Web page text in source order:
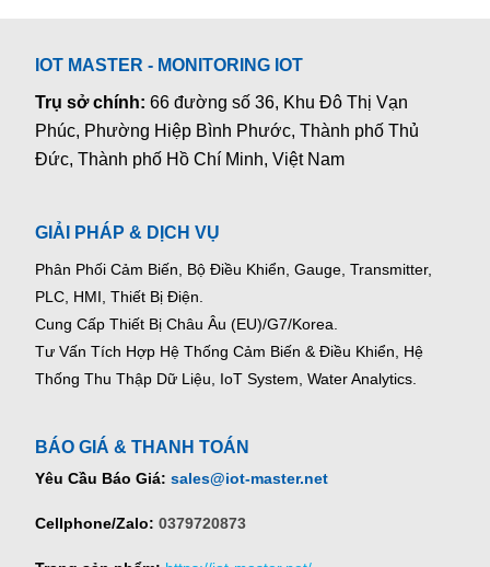
IOT MASTER - MONITORING IOT
Trụ sở chính:66 đường số 36, Khu Đô Thị Vạn
Phúc, Phường Hiệp Bình Phước, Thành phố Thủ
Đức, Thành phố Hồ Chí Minh, Việt Nam
GIẢI PHÁP & DỊCH VỤ
Phân Phối Cảm Biến, Bộ Điều Khiển, Gauge, Transmitter,
PLC, HMI, Thiết Bị Điện.
Cung Cấp Thiết Bị Châu Âu (EU)/G7/Korea.
Tư Vấn Tích Hợp Hệ Thống Cảm Biến & Điều Khiển, Hệ
Thống Thu Thập Dữ Liệu, IoT System, Water Analytics.
BÁO GIÁ & THANH TOÁN
Yêu Cầu Báo Giá: sales@iot-master.net
Cellphone/Zalo: 0379720873